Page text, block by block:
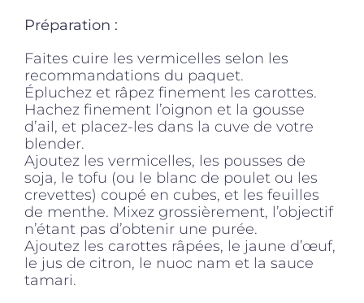
Préparation :
Faites cuire les vermicelles selon les
recommandations du paquet.
Épluchez et râpez finement les carottes.
Hachez finement l’oignon et la gousse
d’ail, et placez-les dans la cuve de votre
blender.
Ajoutez les vermicelles, les pousses de
soja, le tofu (ou le blanc de poulet ou les
crevettes) coupé en cubes, et les feuilles
de menthe. Mixez grossièrement, l’objectif
n’étant pas d’obtenir une purée.
Ajoutez les carottes râpées, le jaune d’œuf,
le jus de citron, le nuoc nam et la sauce
tamari.